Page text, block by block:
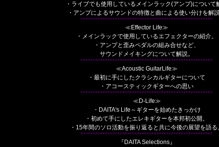
・ライブでも使用しているメインラック(アンプ)について
・アンプによるサウンドの特徴と曲による使い分けを解
******************************************************
≪Effector Life≫
・メインラックで使用しているエフェクターの紹介。
・アンプと歪みペダルの組み合せなど、
サウンドメイキングについて解説。
******************************************************
≪Acoustic GuitarLife≫
・最初に手にしたクラシカルギターについて
・アコースティックギターへの思い
******************************************************
≪D-Life≫
・DAITA's Life～ギターを始めたきっかけ
・初めて手にしたエレキギターを本邦初公開。
・15年間のソロ活動を振り返ると共に今後の展望を語る
******************************************************
『DAITA Selections』